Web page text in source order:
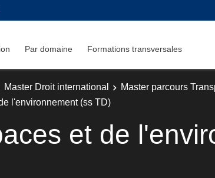
Par domaine Formations transversales
Master Droit international Master parcours
l'environnement (ss TD)
et de